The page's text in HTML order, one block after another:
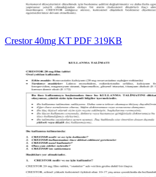
Crestor 40mg KT PDF 319KB